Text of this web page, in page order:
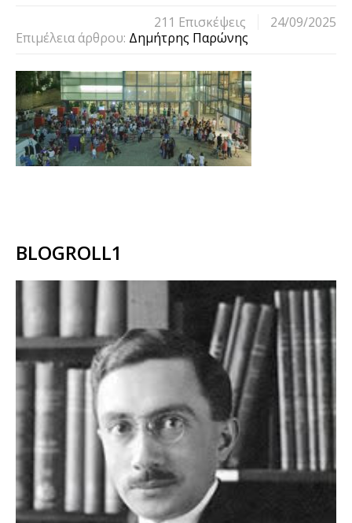
24/09/2025
211 Eπισκέψεις
Επιμέλεια άρθρου: Δημήτρης Παρώνης
BLOGROLL1